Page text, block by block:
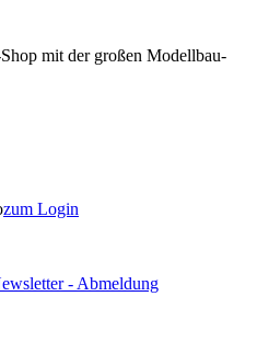
mit der großen Modellbau-
zum Login
- Abmeldung